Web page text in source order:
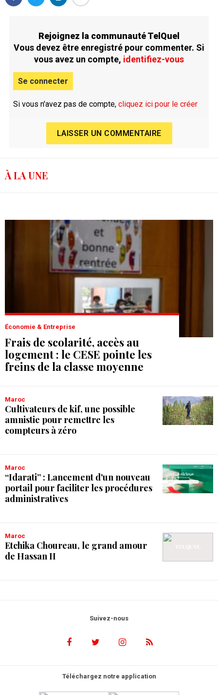
Rejoignez la communauté TelQuel
Vous devez être enregistré pour commenter. Si
vous avez un compte, identifiez-vous
Se connecter
Si vous n'avez pas de compte, cliquez ici pour le créer
LAISSER UN COMMENTAIRE
À LA UNE
Économie & Entreprise
Frais de scolarité, accès au
logement : le CESE pointe les
freins de la classe moyenne
Maroc
Cultivateurs de kif, une possible
amnistie pour remettre les
compteurs à zéro
Maroc
“Idarati” : Lancement d'un nouveau
portail pour faciliter les procédures
administratives
Maroc
Etchika Choureau, le grand amour
de Hassan II
Suivez-nous
Téléchargez notre application